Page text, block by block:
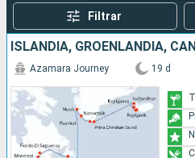
Filtrar
ISLANDIA, GROENLANDIA,
Azamara Journey 19 d